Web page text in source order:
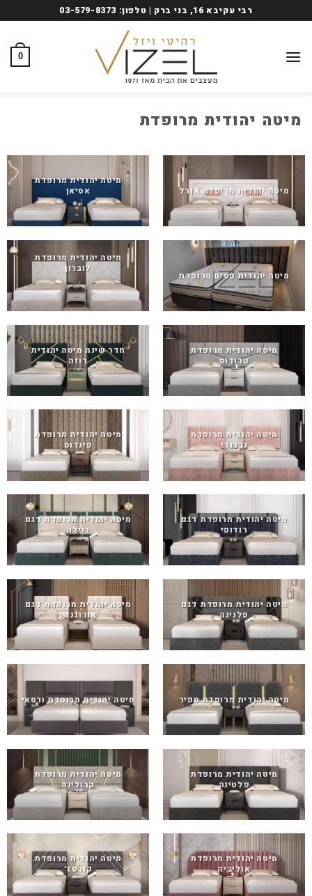
to
רבי עקיבא 16, בני ברק | טלפון: 03-579-8373
0
מיטה יהודית מרופדת
מיטה יהודית מרופדת אורל
מיטה יהודית מרופדת
אסיאן
מיטה יהודית פסים מרופדת
מיטה יהודית מרופדת
לוברון
מיטה יהודית מרופדת
טרודוס
חדר שינה מיטה יהודית
רוזה
מיטה יהודית מרופדת
נברודי
מיטה יהודית מרופדת
פינדוס
מיטה יהודית מרופדת דגם
רודופי
מיטה יהודית מרופדת דגם
ריילה
מיטה יהודית מרופדת דגם
פלנינה
מיטה יהודית מרופדת דגם
אורוגנזה
מיטה יהודית מרופדת ספיר מיטה יהודית מרופדת ורסאי
מיטה יהודית מרופדת
פלטינה
מיטה יהודית מרופדת
קרולינה
מיטה יהודית מרופדת
אוליביה
מיטה יהודית מרופדת
קורטז'